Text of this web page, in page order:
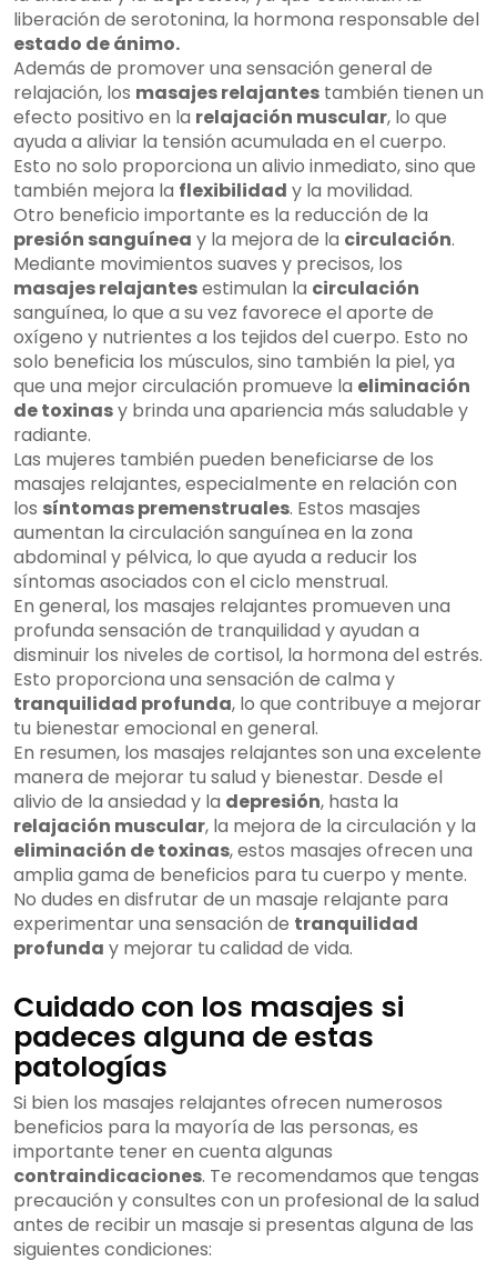
liberación de serotonina, la hormona responsable del
estado de ánimo.
Además de promover una sensación general de
relajación, los masajes relajantes también tienen un
efecto positivo en la relajación muscular, lo que
ayuda a aliviar la tensión acumulada en el cuerpo.
Esto no solo proporciona un alivio inmediato, sino que
también mejora la flexibilidad y la movilidad.
Otro beneficio importante es la reducción de la
presión sanguínea y la mejora de la circulación.
Mediante movimientos suaves y precisos, los
masajes relajantesestimulan la circulación
sanguínea, lo que a su vez favorece el aporte de
oxígeno y nutrientes a los tejidos del cuerpo. Esto no
solo beneficia los músculos, sino también la piel, ya
que una mejor circulación promueve la eliminación
de toxinasy brinda una apariencia más saludable y
radiante.
Las mujeres también pueden beneficiarse de los
masajes relajantes, especialmente en relación con
los síntomas premenstruales. Estos masajes
aumentan la circulación sanguínea en la zona
abdominal y pélvica, lo que ayuda a reducir los
síntomas asociados con el ciclo menstrual.
En general, los masajes relajantes promueven una
profunda sensación de tranquilidad y ayudan a
disminuir los niveles de cortisol, la hormona del estrés.
Esto proporciona una sensación de calma y
tranquilidad profunda, lo que contribuye a mejorar
tu bienestar emocional en general.
En resumen, los masajes relajantes son una excelente
manera de mejorar tu salud y bienestar. Desde el
alivio de la ansiedad y la depresión, hasta la
relajación muscular, la mejora de la circulación y la
eliminación de toxinas, estos masajes ofrecen una
amplia gama de beneficios para tu cuerpo y mente.
No dudes en disfrutar de un masaje relajante para
experimentar una sensación de tranquilidad
profunda y mejorar tu calidad de vida.
Cuidado con los masajes si
padeces alguna de estas
patologías
Si bien los masajes relajantes ofrecen numerosos
beneficios para la mayoría de las personas, es
importante tener en cuenta algunas
contraindicaciones. Te recomendamos que tengas
precaución y consultes con un profesional de la salud
antes de recibir un masaje si presentas alguna de las
siguientes condiciones: